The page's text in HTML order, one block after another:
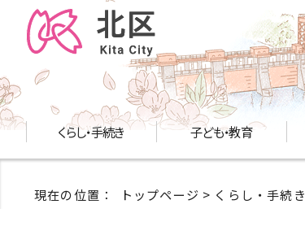
くらし・手続き 子ども・教育
現在の位置： トップページ > くらし・手続き